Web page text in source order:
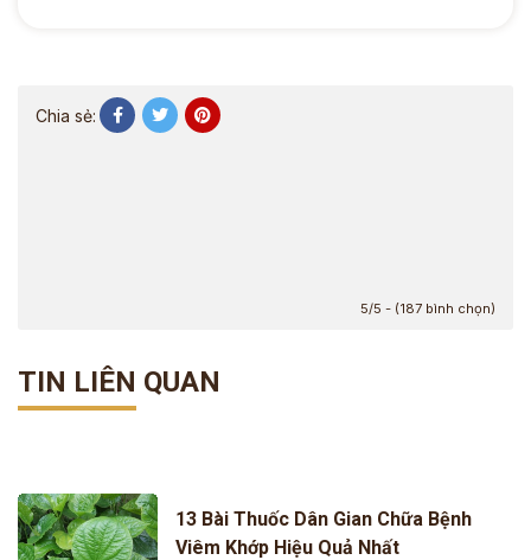
Chia sẻ:
5/5 - (187 bình chọn)
TIN LIÊN QUAN
13 Bài Thuốc Dân Gian Chữa Bệnh
Viêm Khớp Hiệu Quả Nhất